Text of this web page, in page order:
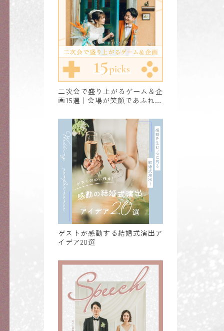
二次会で盛り上がるゲーム＆企
画15選｜会場が笑顔であふれる
ゲストが感動する結婚式演出ア
イデア20選